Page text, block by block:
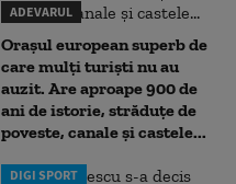
ADEVARUL
Orașul european superb de
care mulți turiști nu au
auzit. Are aproape 900 de
ani de istorie, străduțe de
poveste, canale și castele...
DIGI SPORT